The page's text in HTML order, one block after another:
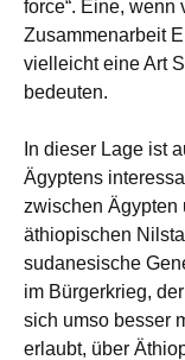
force“. Eine, wenn
Zusammenarbeit
vielleicht eine Art
bedeuten.
In dieser Lage ist
Ägyptens
zwischen Ägypten
äthiopischen
sudanesische
im Bürgerkrieg,
sich umso besser
erlaubt, über